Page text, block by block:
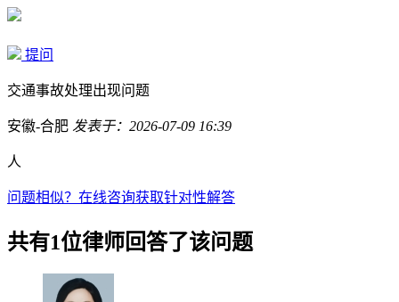
提问
交通事故处理出现问题
安徽-合肥 发表于：2026-07-09 16:39
人
问题相似？ 在线咨询获取针对性解答
共有1位律师回答了该问题